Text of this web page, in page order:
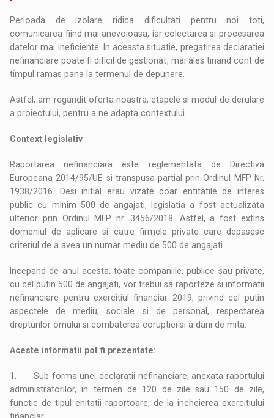
Perioada de izolare ridica dificultati pentru noi toti,
comunicarea fiind mai anevoioasa, iar colectarea si procesarea
datelor mai ineficiente. In aceasta situatie, pregatirea declaratiei
nefinanciare poate fi dificil de gestionat, mai ales tinand cont de
timpul ramas pana la termenul de depunere.
Astfel, am regandit oferta noastra, etapele si modul de derulare
a proiectului, pentru a ne adapta contextului.
Context legislativ
Raportarea nefinanciara este reglementata de Directiva
Europeana 2014/95/UE si transpusa partial prin Ordinul MFP Nr.
1938/2016. Desi initial erau vizate doar entitatile de interes
public cu minim 500 de angajati, legislatia a fost actualizata
ulterior prin Ordinul MFP nr. 3456/2018. Astfel, a fost extins
domeniul de aplicare si catre firmele private care depasesc
criteriul de a avea un numar mediu de 500 de angajati.
Incepand de anul acesta, toate companiile, publice sau private,
cu cel putin 500 de angajati, vor trebui sa raporteze si informatii
nefinanciare pentru exercitiul financiar 2019, privind cel putin
aspectele de mediu, sociale si de personal, respectarea
drepturilor omului si combaterea coruptiei si a darii de mita.
Aceste informatii pot fi prezentate:
1. Sub forma unei declaratii nefinanciare, anexata raportului
administratorilor, in termen de 120 de zile sau 150 de zile,
functie de tipul enitatii raportoare, de la incheierea exercitiului